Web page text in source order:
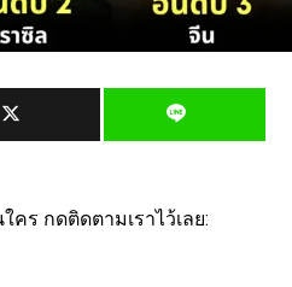
ร กดติดตามเราไว้เลย: